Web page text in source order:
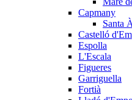
Capmany
Santa
Castelló
Espolla
L'Escala
Figueres
Garriguella
Fortià